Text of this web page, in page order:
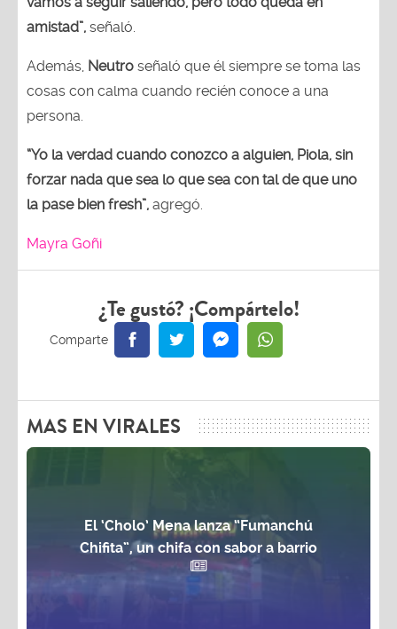
amistad”, señaló.
Además, Neutro señaló que él siempre se toma las
cosas con calma cuando recién conoce a una
persona.
“Yo la verdad cuando conozco a alguien, Piola, sin
forzar nada que sea lo que sea con tal de que uno
la pase bien fresh”, agregó.
Mayra Goñi
¿Te gustó? ¡Compártelo!
MAS EN VIRALES
El ‘Cholo’ Mena lanza “Fumanchú
Chifita”, un chifa con sabor a barrio